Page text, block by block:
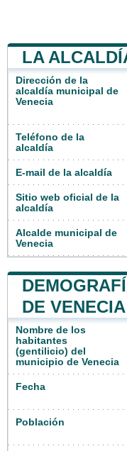
LA
Dirección de la
alcaldía municipal de
Venecia
Teléfono de la
alcaldía
E-mail de la alcaldía
Sitio web oficial de la
alcaldía
Alcalde municipal de
Venecia
DE VENECIA
Nombre de los
habitantes
(gentilicio) del
municipio de Venecia
Fecha
Población